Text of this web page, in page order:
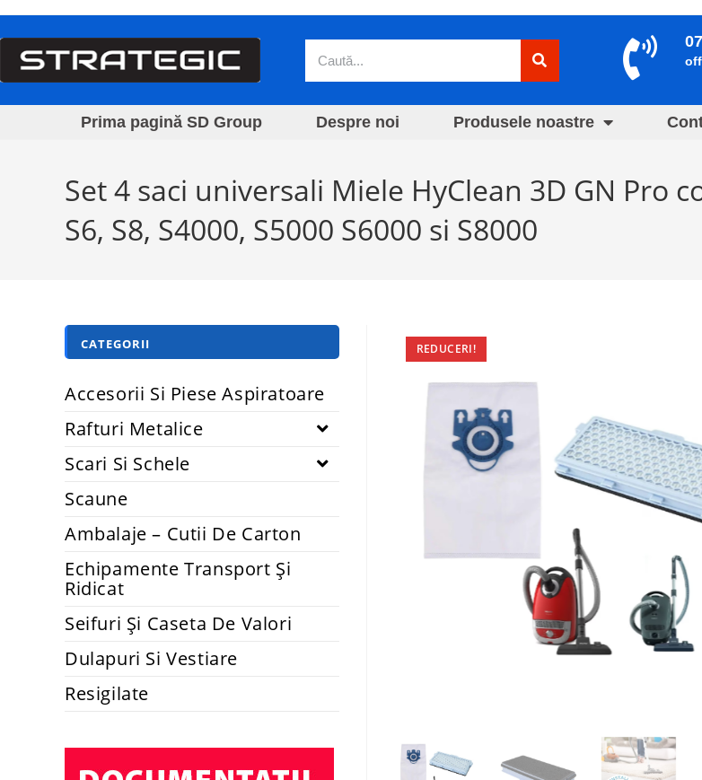
Prima pagină SD Group Despre noi Produsele noastre
Set 4 saci universali Miele HyClean 3D GN Pro
S6, S8, S4000, S5000 S6000 si S8000
REDUCERI!
CATEGORII
Accesorii Si Piese Aspiratoare
Rafturi Metalice
Scari Si Schele
Scaune
Ambalaje – Cutii De Carton
Echipamente Transport Și
Ridicat
Seifuri Și Caseta De Valori
Dulapuri Si Vestiare
Resigilate